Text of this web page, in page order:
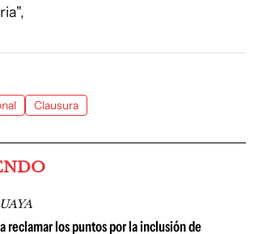
Clausura
reclamar los puntos por la inclusión de